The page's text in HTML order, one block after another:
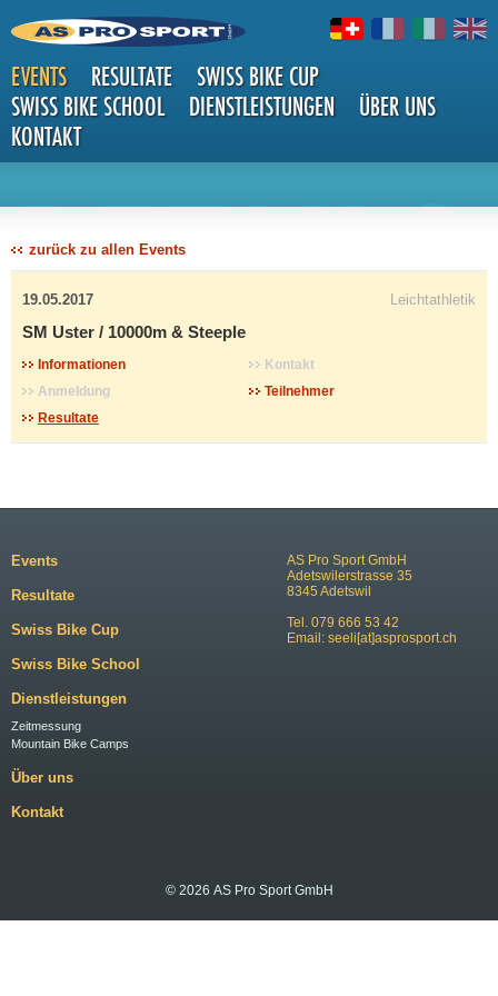
EVENTS RESULTATE
SWISS BIKE CUP
SWISS BIKE SCHOOL
DIENSTLEISTUNGEN
ÜBER UNS
KONTAKT
DETAILS
zurück zu allen Events
19.05.2017 Leichtathletik
SM Uster / 10000m & Steeple
Informationen
Kontakt
Anmeldung
Teilnehmer
Resultate
AS Pro Sport GmbH
Adetswilerstrasse 35
8345 Adetswil
Tel. 079 666 53 42
Email: seeli[at]asprosport.ch
Events
Resultate
Swiss Bike Cup
Swiss Bike School
Dienstleistungen
Zeitmessung
Mountain Bike Camps
Über uns
Kontakt
© 2026 AS Pro Sport GmbH